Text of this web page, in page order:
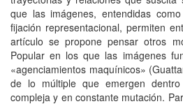
que las imágenes, entendidas
fijación representacional, permiten
artículo se propone pensar otros
Popular en los que las imágenes
«agenciamientos maquínicos»
de lo múltiple que emergen
compleja y en constante mutación.